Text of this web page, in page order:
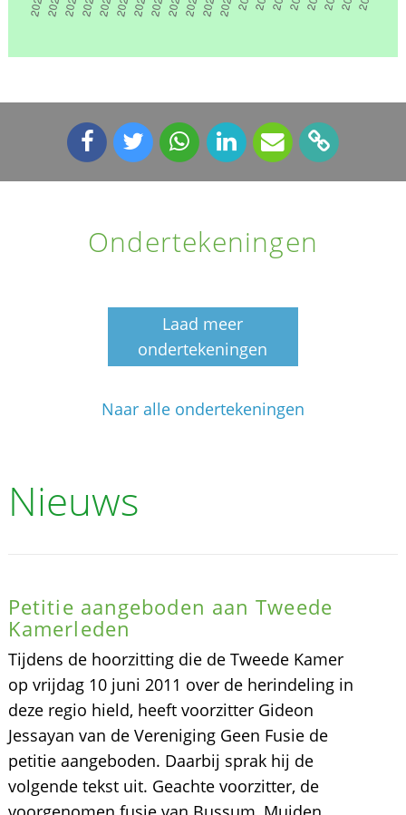
Ondertekeningen
Laad meer
ondertekeningen
Naar alle ondertekeningen
Nieuws
Petitie aangeboden aan Tweede
Kamerleden
Tijdens de hoorzitting die de Tweede Kamer
op vrijdag 10 juni 2011 over de herindeling in
deze regio hield, heeft voorzitter Gideon
Jessayan van de Vereniging Geen Fusie de
petitie aangeboden. Daarbij sprak hij de
volgende tekst uit. Geachte voorzitter, de